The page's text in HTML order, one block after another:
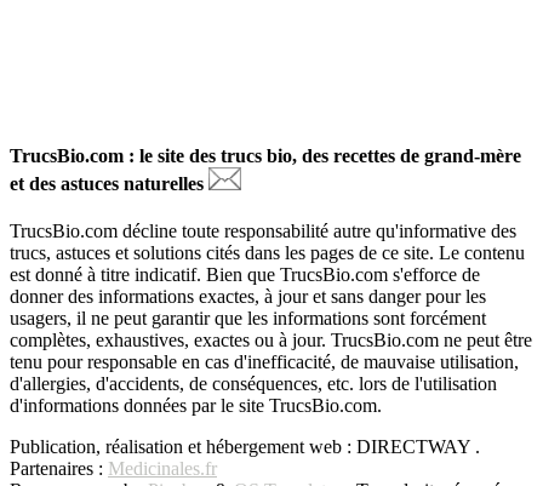
TrucsBio.com : le site des trucs bio, des recettes de grand-mère
et des astuces naturelles
TrucsBio.com décline toute responsabilité autre qu'informative des
trucs, astuces et solutions cités dans les pages de ce site. Le contenu
est donné à titre indicatif. Bien que TrucsBio.com s'efforce de
donner des informations exactes, à jour et sans danger pour les
usagers, il ne peut garantir que les informations sont forcément
complètes, exhaustives, exactes ou à jour. TrucsBio.com ne peut être
tenu pour responsable en cas d'inefficacité, de mauvaise utilisation,
d'allergies, d'accidents, de conséquences, etc. lors de l'utilisation
d'informations données par le site TrucsBio.com.
Publication, réalisation et hébergement web : DIRECTWAY .
Partenaires : Medicinales.fr